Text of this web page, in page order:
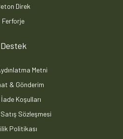
Direk
Ferforje
Destek
Metni
& Gönderim
Koşulları
Sözleşmesi
Politikası